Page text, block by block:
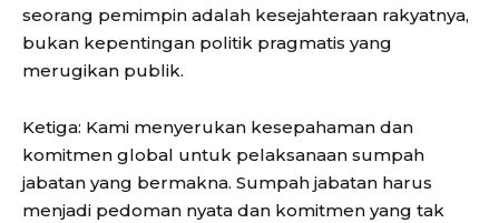
seorang pemimpin adalah kesejahteraan rakyatnya,
bukan kepentingan politik pragmatis yang
merugikan publik.
Ketiga: Kami menyerukan kesepahaman dan
komitmen global untuk pelaksanaan sumpah
jabatan yang bermakna. Sumpah jabatan harus
menjadi pedoman nyata dan komitmen yang tak